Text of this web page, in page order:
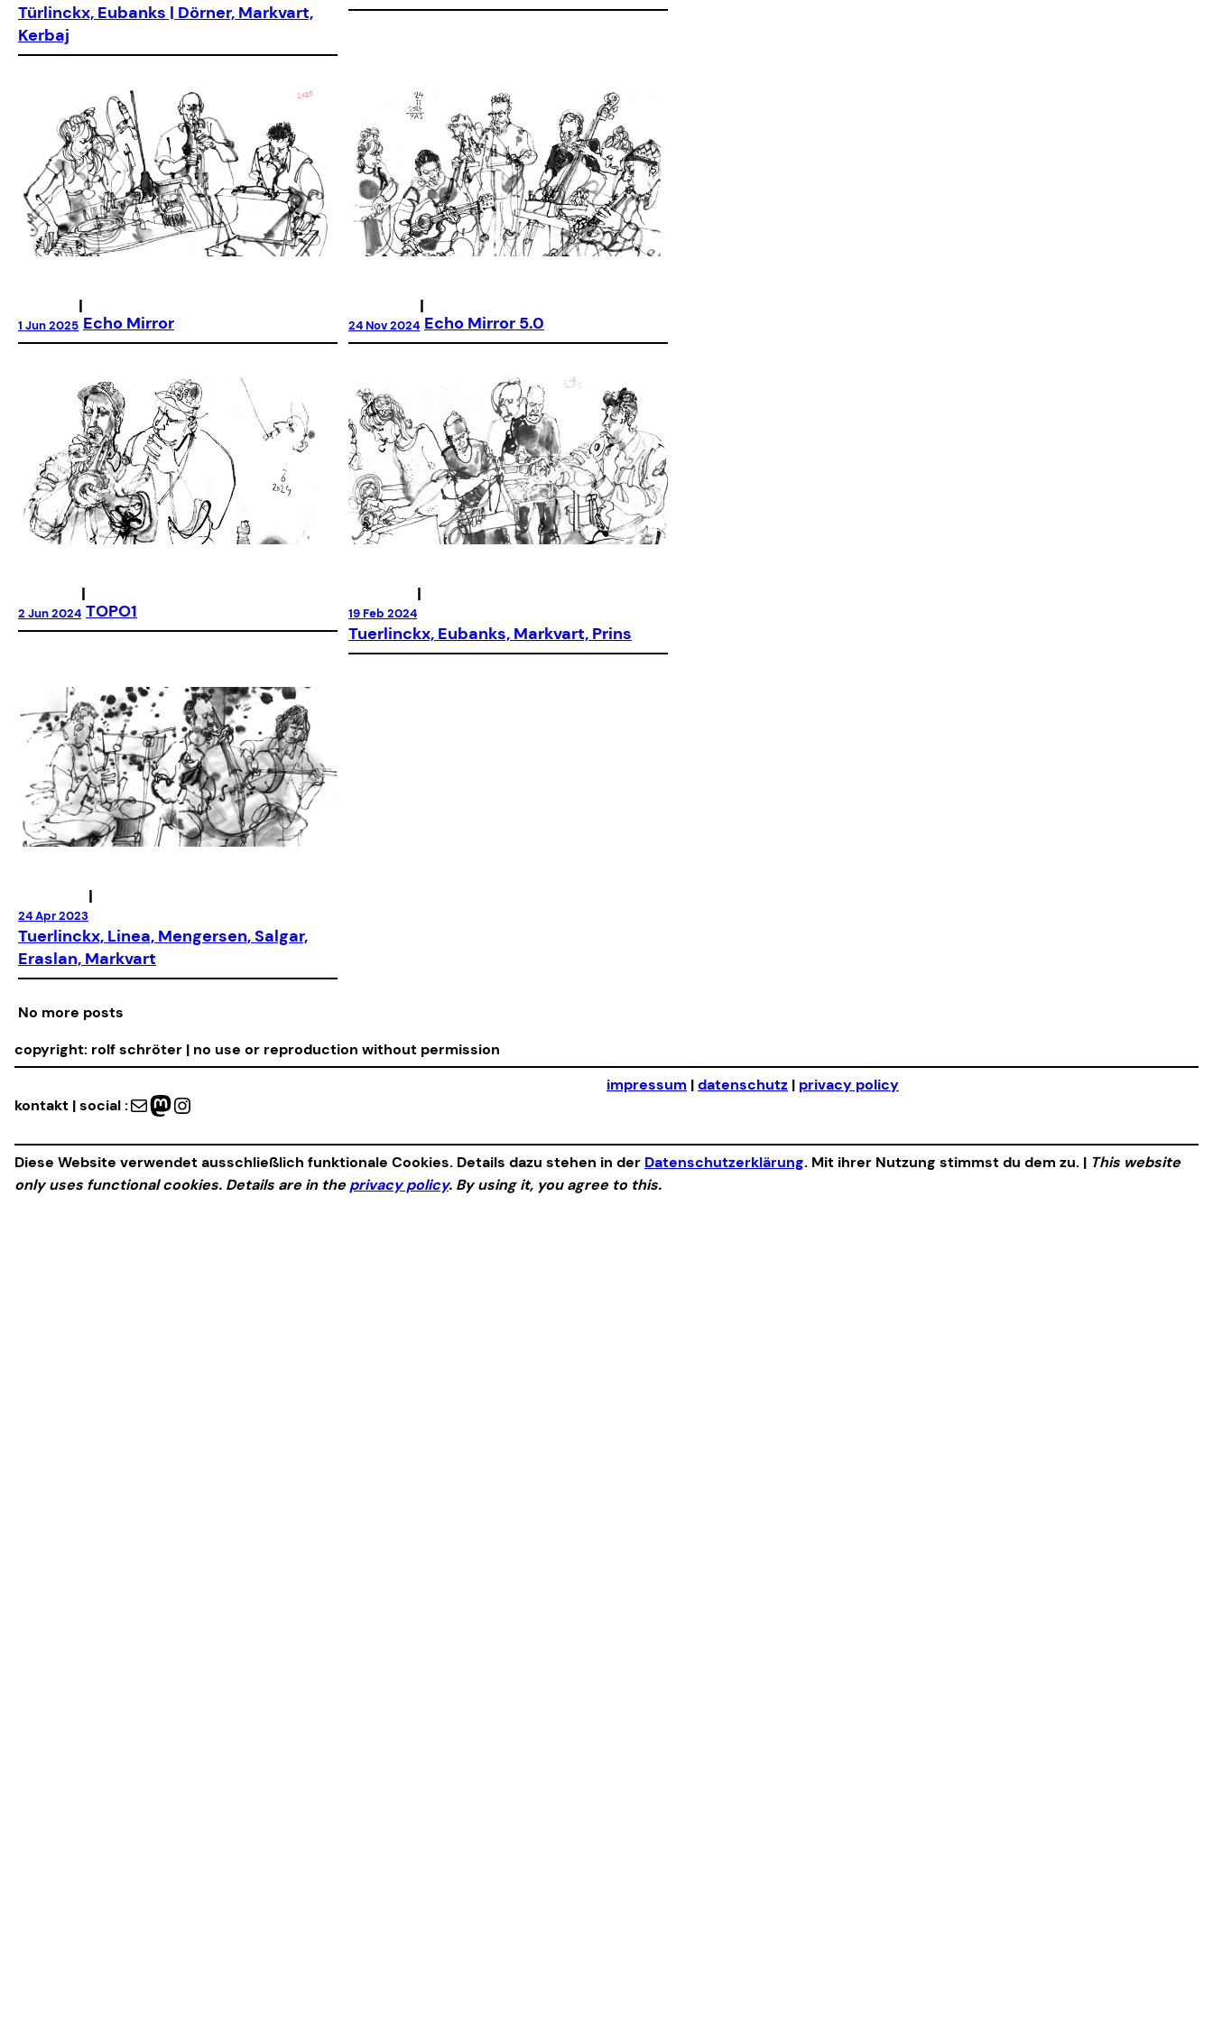
Türlinckx, Eubanks | Dörner, Markvart,
Kerbaj
1 Jun 2025
|
Echo Mirror 24 Nov 2024
|
Echo Mirror 5.0
2 Jun 2024
|
TOPO1 19 Feb 2024
|
Tuerlinckx, Eubanks, Markvart, Prins
24 Apr 2023
|
Tuerlinckx, Linea, Mengersen, Salgar,
Eraslan, Markvart
No more posts
copyright: rolf schröter | no use or reproduction without permission
kontakt | social :Mail Mastodon Instagram
impressum |datenschutz | privacy policy
Diese Website verwendet ausschließlich funktionale Cookies. Details dazu stehen in der Datenschutzerklärung. Mit ihrer Nutzung stimmst du dem zu. | This website
only uses functional cookies. Details are in the privacy policy. By using it, you agree to this.